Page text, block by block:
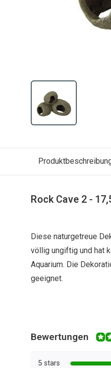
Rock Cave 2 -
Diese naturgetreue
völlig ungiftig und hat
Aquarium. Die
geeignet.
Bewertungen
5 stars